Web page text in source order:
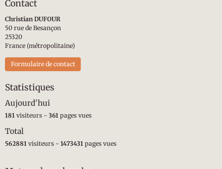
Contact
Christian DUFOUR
50 rue de Besançon
25320
France (métropolitaine)
Formulaire de contact
Statistiques
Aujourd'hui
181 visiteurs - 361 pages vues
Total
562881 visiteurs - 1473431 pages vues